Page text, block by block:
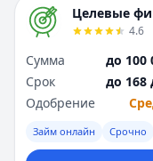
4.6
Сумма
до 100
Срок
до 168
Одобрение
Займ онлайн Срочно